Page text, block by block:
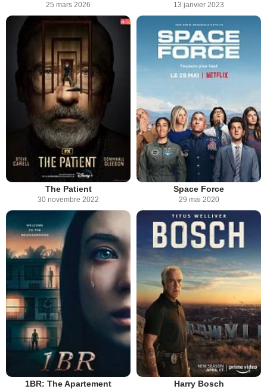
25 mars 2026 13 janvier 2023
The Patient
30 novembre 2022
Space Force
29 mai 2020
1BR: The Apartement Harry Bosch